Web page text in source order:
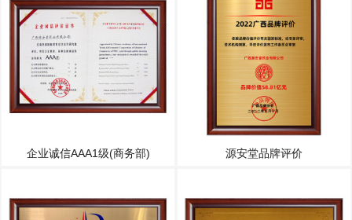
企业诚信AAA1级(商务部) 源安堂品牌评价